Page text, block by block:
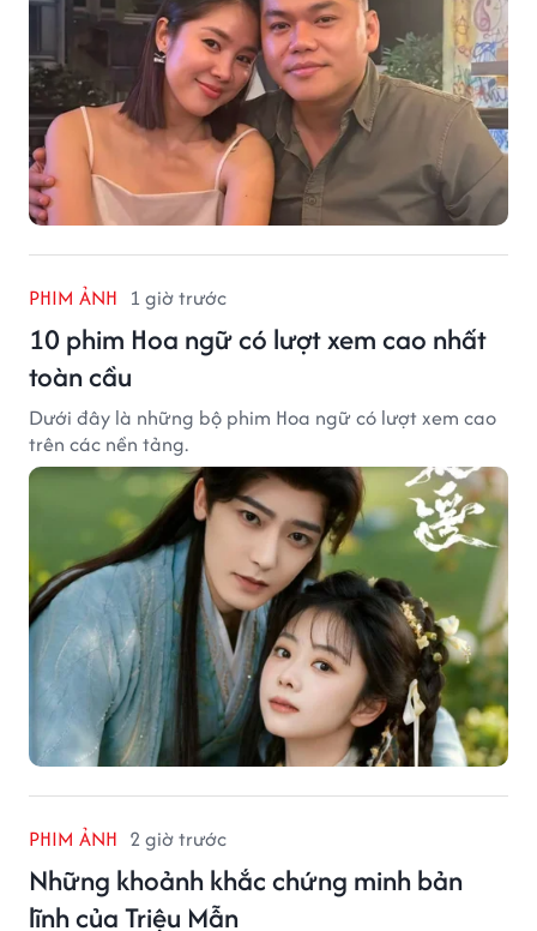
PHIM ẢNH 1 giờ trước
10 phim Hoa ngữ có lượt xem cao nhất
toàn cầu
Dưới đây là những bộ phim Hoa ngữ có lượt xem cao
trên các nền tảng.
PHIM ẢNH 2 giờ trước
Những khoảnh khắc chứng minh bản
lĩnh của Triệu Mẫn